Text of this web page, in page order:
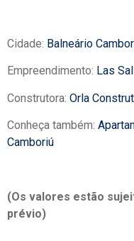
Cidade: Balneário
Empreendimento: Las
Construtora: Orla
Conheça também:
Camboriú
(Os valores estão
prévio)